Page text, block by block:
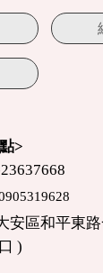
>
安區和平東
)